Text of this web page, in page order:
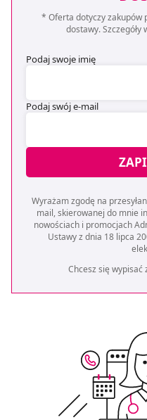
* Oferta dotyczy zakupów
dostawy.
Podaj swoje imię
Podaj swój e-mail
Wyrażam zgodę na
mail, skierowanej do mnie
nowościach i promocjach
Ustawy z dnia 18 lipca
Chcesz się wypisać